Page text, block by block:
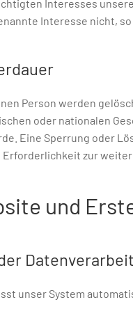
Interesses
Interesse nicht, so
Person werden
oder nationalen
Eine Sperrung oder
zur
und
unser System